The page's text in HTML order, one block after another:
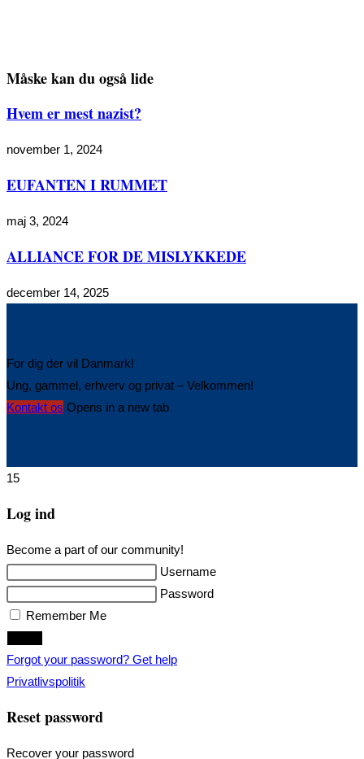
Måske kan du også lide
Hvem er mest nazist?
november 1, 2024
EUFANTEN I RUMMET
maj 3, 2024
ALLIANCE FOR DE MISLYKKEDE
december 14, 2025
For dig der vil Danmark!
Ung, gammel, erhverv og privat – Velkommen!
Kontakt os Opens in a new tab
15
Log ind
Become a part of our community!
Username
Password
Remember Me
Forgot your password? Get help
Privatlivspolitik
Reset password
Recover your password